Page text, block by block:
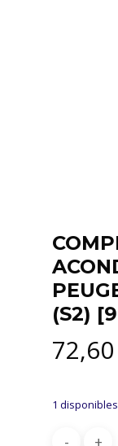
(S2)
72,60
1 disponibles